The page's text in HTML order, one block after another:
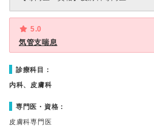
5.0
気管支喘息
診療科目：
内科、皮膚科
専門医・資格：
皮膚科専門医